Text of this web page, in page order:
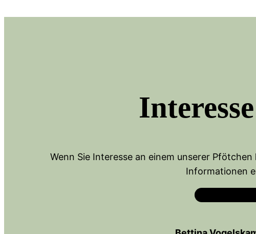
Wenn Sie Interesse an einem unserer
Informationen